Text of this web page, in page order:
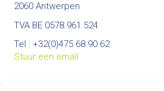
2060 Antwerpen
TVA BE 0578.961.524
Tel : +32(0)475 68 90 62
Stuur een email